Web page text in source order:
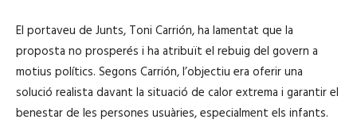
El portaveu de Junts, Toni Carrión, ha lamentat que la
proposta no prosperés i ha atribuït el rebuig del govern a
motius polítics. Segons Carrión, l’objectiu era oferir una
solució realista davant la situació de calor extrema i garantir el
benestar de les persones usuàries, especialment els infants.